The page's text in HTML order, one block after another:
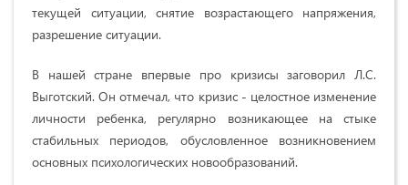
текущей ситуации, снятие возрастающего напряжения,
разрешение ситуации.
В нашей стране впервые про кризисы заговорил Л.С.
Выготский. Он отмечал, что кризис - целостное изменение
личности ребенка, регулярно возникающее на стыке
стабильных периодов, обусловленное возникновением
основных психологических новообразований.